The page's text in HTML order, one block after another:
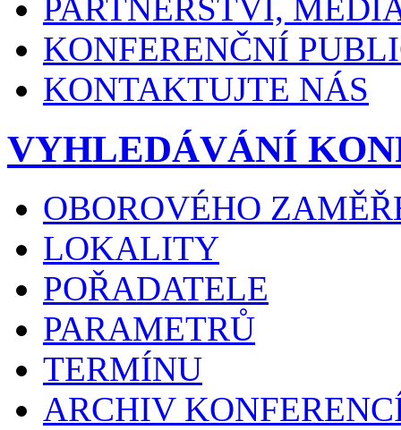
PARTNERSTVÍ,
KONFERENČNÍ
KONTAKTUJTE NÁS
VYHLEDÁVÁNÍ
OBOROVÉHO
LOKALITY
POŘADATELE
PARAMETRŮ
TERMÍNU
ARCHIV